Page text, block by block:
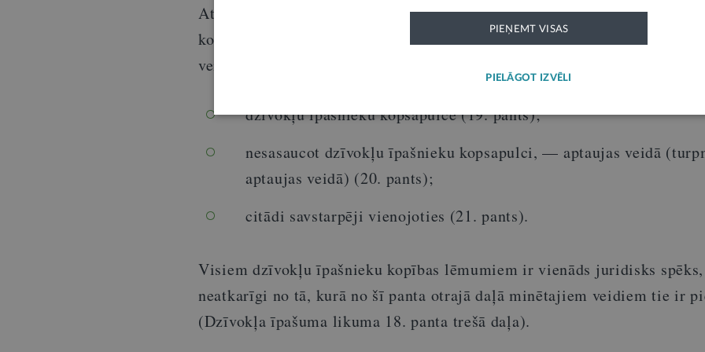
Atbilstoši Dzīvokļa īpašuma likuma 18. panta otrajai daļai dzīvokļu
kopība par savā kompetencē esošajiem jautājumiem lēmumus var pieņemt
veidā:
dzīvokļu īpašnieku kopsapulcē (19. pants);
nesasaucot dzīvokļu īpašnieku kopsapulci, — aptaujas veidā
aptaujas veidā) (20. pants);
citādi savstarpēji vienojoties (21. pants).
Visiem dzīvokļu īpašnieku kopības lēmumiem ir vienāds juridisks spēks,
neatkarīgi no tā, kurā no šī panta otrajā daļā minētajiem veidiem tie ir
(Dzīvokļa īpašuma likuma 18. panta trešā daļa).
PIEŅEMT VISAS
PIELĀGOT IZVĒLI